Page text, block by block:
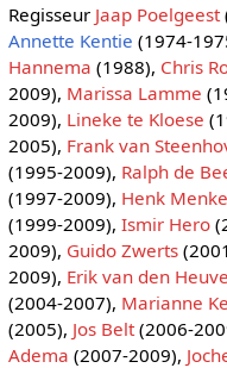
Regisseur Jaap Poelgeest
Annette Kentie (1974-
Hannema (1988), Chris
2009), Marissa Lamme
2009), Lineke te Kloese
2005), Frank van
(1995-2009), Ralph de
(1997-2009), Henk Menke
(1999-2009), Ismir Hero
2009), Guido Zwerts
2009), Erik van den
(2004-2007), Marianne
(2005), Jos Belt(2006-
Adema (2007-2009),